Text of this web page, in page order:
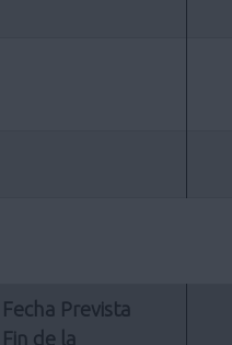
Fecha Prevista
Fin de la